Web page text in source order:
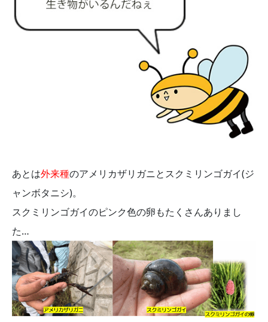
あとは外来種のアメリカザリガニとスクミリンゴガイ(ジ
ャンボタニシ)。
スクミリンゴガイのピンク色の卵もたくさんありまし
た…